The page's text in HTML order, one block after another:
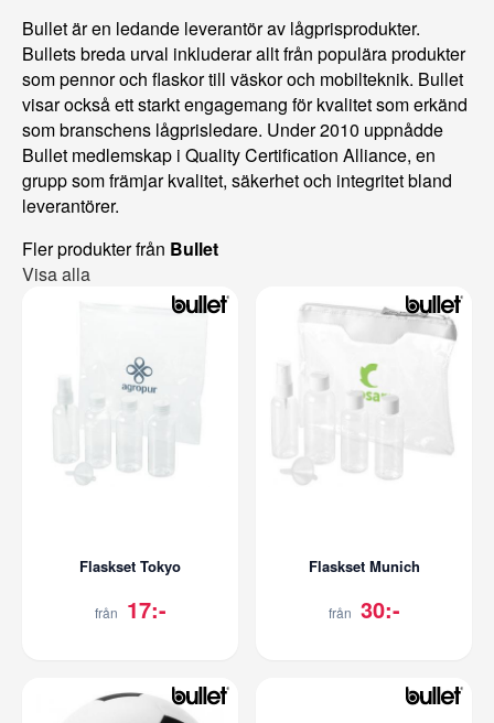
Bullet är en ledande leverantör av lågprisprodukter.
Bullets breda urval inkluderar allt från populära produkter
som pennor och flaskor till väskor och mobilteknik. Bullet
visar också ett starkt engagemang för kvalitet som erkänd
som branschens lågprisledare. Under 2010 uppnådde
Bullet medlemskap i Quality Certification Alliance, en
grupp som främjar kvalitet, säkerhet och integritet bland
leverantörer.
Fler produkter från Bullet
Visa alla
Flaskset Tokyo
från 17:-
Flaskset Munich
från 30:-